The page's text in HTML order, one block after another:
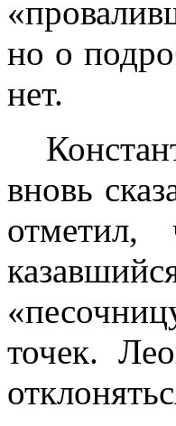
но о
нет.
вновь
точек.